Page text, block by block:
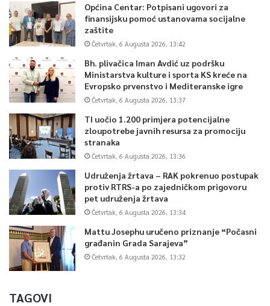
Općina Centar: Potpisani ugovori za
finansijsku pomoć ustanovama socijalne
zaštite
Četvrtak, 6 Augusta 2026, 13:42
Bh. plivačica Iman Avdić uz podršku
Ministarstva kulture i sporta KS kreće na
Evropsko prvenstvo i Mediteranske igre
Četvrtak, 6 Augusta 2026, 13:37
TI uočio 1.200 primjera potencijalne
zloupotrebe javnih resursa za promociju
stranaka
Četvrtak, 6 Augusta 2026, 13:36
Udruženja žrtava – RAK pokrenuo postupak
protiv RTRS-a po zajedničkom prigovoru
pet udruženja žrtava
Četvrtak, 6 Augusta 2026, 13:34
Mattu Josephu uručeno priznanje “Počasni
građanin Grada Sarajeva”
Četvrtak, 6 Augusta 2026, 13:32
TAGOVI